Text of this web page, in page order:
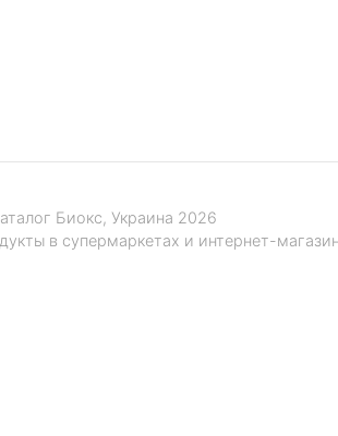
Биокс, Украина 2026
в супермаркетах и интернет-